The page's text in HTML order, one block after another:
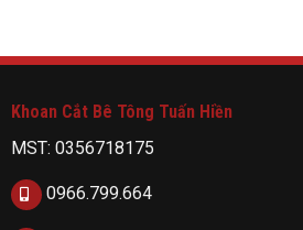
Khoan Cắt Bê Tông Tuấn Hiền
MST: 0356718175
0966.799.664